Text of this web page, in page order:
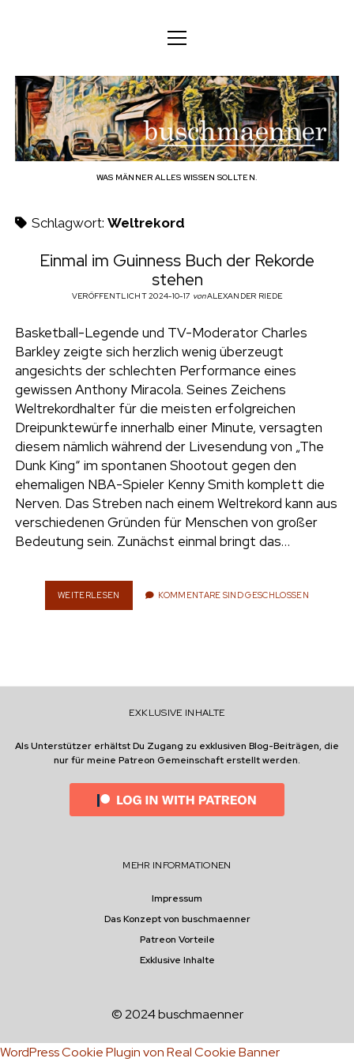
DEUTSCH
ü
ö
f
f
n
e
n
DEUTSCH
ENGLISH
KÖRPER
GEIST
FAMILIE
BERUF
HAUSHALT
SOZIALES
UMWELT
t
w
i
t
t
e
r
i
n
s
t
a
g
r
M
e
ö
f
f
n
e
n
b
u
s
c
a
e
n
n
e
r
WAS MÄNNER ALLES WISSEN SOLLTEN.
Schlagwort: Weltrekord
Einmal im Guinness Buch der Rekorde
stehen
VERÖFFENTLICHT 2024-10-17 vonALEXANDER RIEDE
Basketball-Legende und TV-Moderator Charles
Barkley zeigte sich herzlich wenig überzeugt
angesichts der schlechten Performance eines
gewissen Anthony Miracola. Seines Zeichens
Weltrekordhalter für die meisten erfolgreichen
Dreipunktewürfe innerhalb einer Minute, versagten
diesem nämlich während der Livesendung von „The
Dunk King“ im spontanen Shootout gegen den
ehemaligen NBA-Spieler Kenny Smith komplett die
Nerven. Das Streben nach einem Weltrekord kann aus
verschiedenen Gründen für Menschen von großer
Bedeutung sein. Zunächst einmal bringt das…
WEITERLESEN
I
I
I
N
S
C
R
D
S
KOMMENTARE SIND GESCHLOSSEN
EXKLUSIVE INHALTE
Als Unterstützer erhältst Du Zugang zu exklusiven Blog-Beiträgen, die
nur für meine Patreon Gemeinschaft erstellt werden.
MEHR INFORMATIONEN
Impressum
Das Konzept von buschmaenner
Patreon Vorteile
Exklusive Inhalte
© 2024 buschmaenner
WordPress Cookie Plugin von Real Cookie Banner